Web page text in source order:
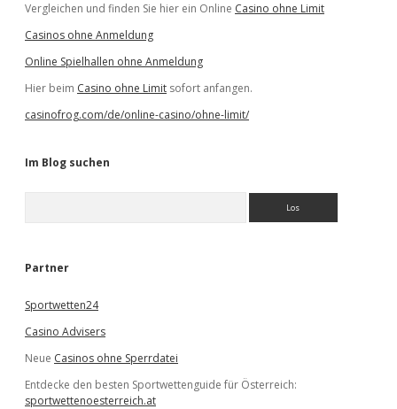
Vergleichen und finden Sie hier ein Online Casino ohne Limit
Casinos ohne Anmeldung
Online Spielhallen ohne Anmeldung
Hier beim Casino ohne Limit sofort anfangen.
casinofrog.com/de/online-casino/ohne-limit/
Im Blog suchen
e
Partner
Sportwetten24
Casino Advisers
Neue Casinos ohne Sperrdatei
Entdecke den besten Sportwettenguide für Österreich:
sportwettenoesterreich.at